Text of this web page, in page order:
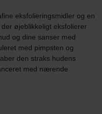
eksfolieringsmidler og en
øjeblikkeligt eksfolierer
og dine sanser med
med pimpsten og
den straks hudens
med nærende